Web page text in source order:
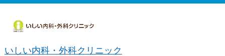
いしい内科・外科クリニック